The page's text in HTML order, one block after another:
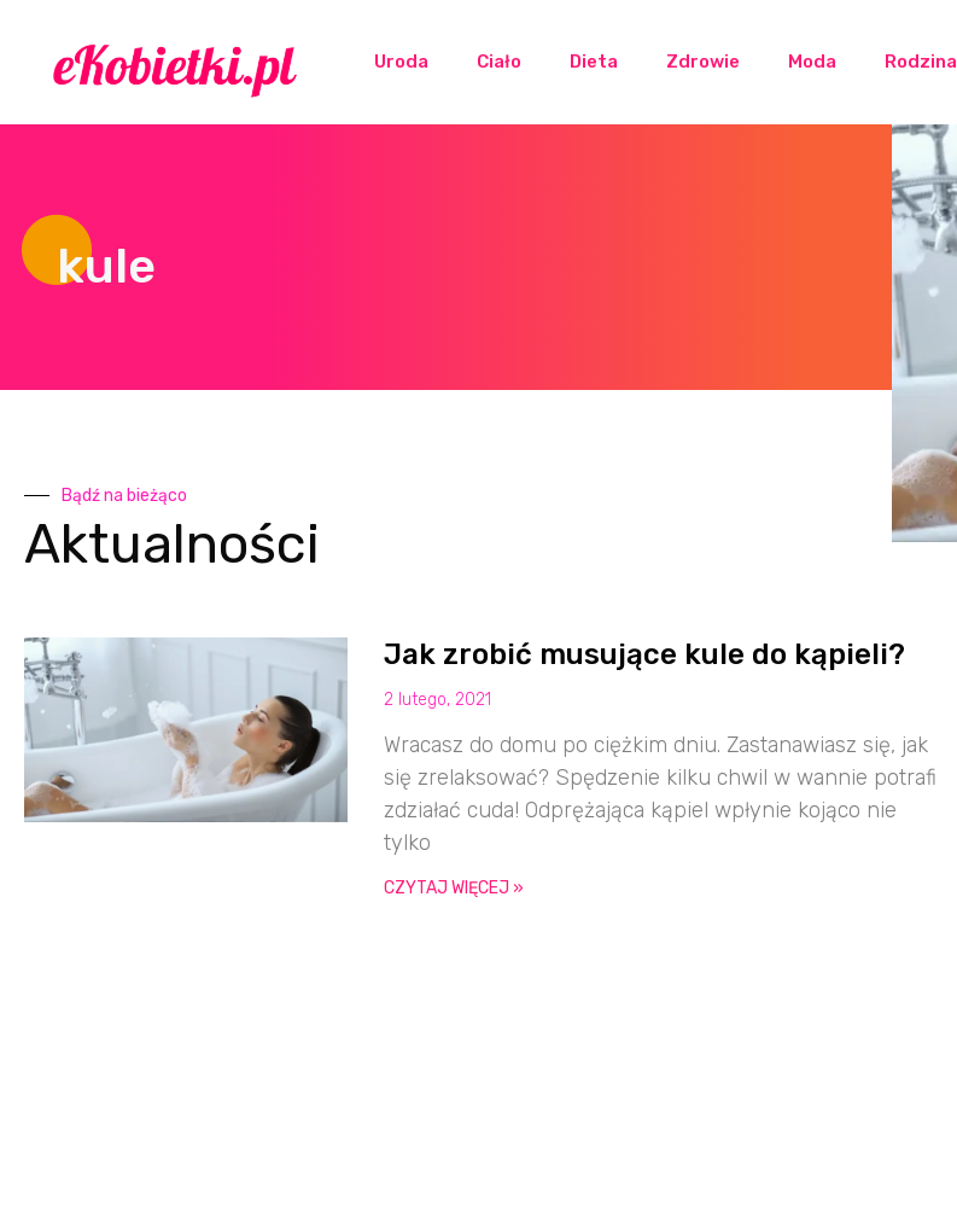
Uroda Ciało Dieta Zdrowie Moda Rodzina
kule
Bądź na bieżąco
Aktualności
Jak zrobić musujące kule do kąpieli?
2 lutego, 2021
Wracasz do domu po ciężkim dniu. Zastanawiasz się, jak
się zrelaksować? Spędzenie kilku chwil w wannie potrafi
zdziałać cuda! Odprężająca kąpiel wpłynie kojąco nie
tylko
CZYTAJ WIĘCEJ »